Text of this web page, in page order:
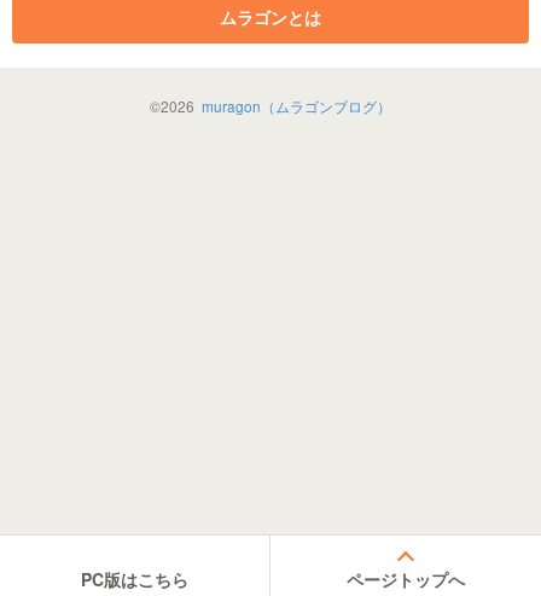
ムラゴンとは
©2026 muragon（ムラゴンブログ）
PC版はこちら ページトップへ